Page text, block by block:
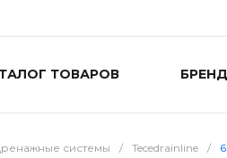
ТОВАРОВ
системы / Tecedrainline /